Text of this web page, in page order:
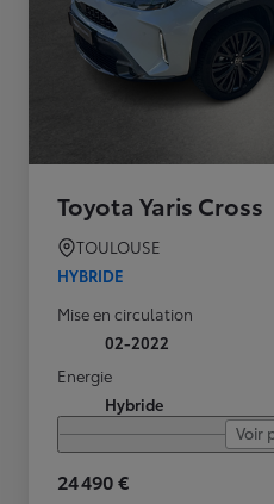
Toyota Yaris Cross
TOULOUSE
HYBRIDE
Mise en circulation
02-2022
Energie
Hybride
Voir
24 490 €